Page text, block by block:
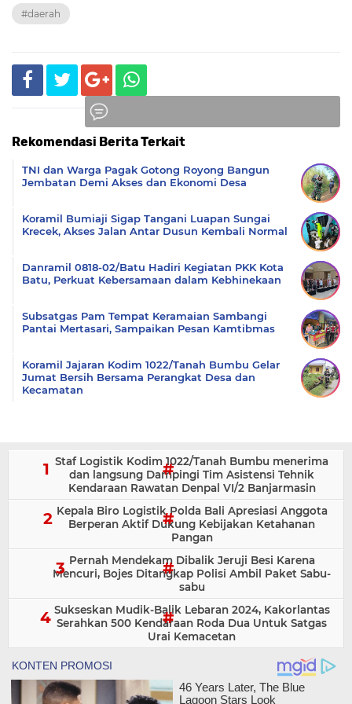
#daerah
Rekomendasi Berita Terkait
TNI dan Warga Pagak Gotong Royong Bangun
Jembatan Demi Akses dan Ekonomi Desa
Koramil Bumiaji Sigap Tangani Luapan Sungai
Krecek, Akses Jalan Antar Dusun Kembali Normal
Danramil 0818-02/Batu Hadiri Kegiatan PKK Kota
Batu, Perkuat Kebersamaan dalam Kebhinekaan
Subsatgas Pam Tempat Keramaian Sambangi
Pantai Mertasari, Sampaikan Pesan Kamtibmas
Koramil Jajaran Kodim 1022/Tanah Bumbu Gelar
Jumat Bersih Bersama Perangkat Desa dan
Kecamatan
Staf Logistik Kodim 1022/Tanah Bumbu menerima
dan langsung Dampingi Tim Asistensi Tehnik
Kendaraan Rawatan Denpal VI/2 Banjarmasin
Kepala Biro Logistik Polda Bali Apresiasi Anggota
Berperan Aktif Dukung Kebijakan Ketahanan
Pangan
Pernah Mendekam Dibalik Jeruji Besi Karena
Mencuri, Bojes Ditangkap Polisi Ambil Paket Sabu-
sabu
Sukseskan Mudik-Balik Lebaran 2024, Kakorlantas
Serahkan 500 Kendaraan Roda Dua Untuk Satgas
Urai Kemacetan